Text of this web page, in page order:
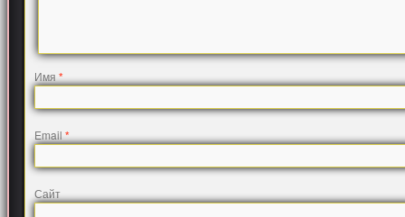
Имя*
Email*
Сайт